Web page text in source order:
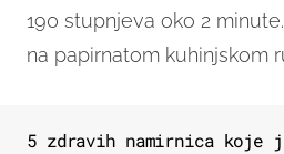
190 stupnjeva oko 2
na papirnatom kuhinjskom
5 zdravih namirnica